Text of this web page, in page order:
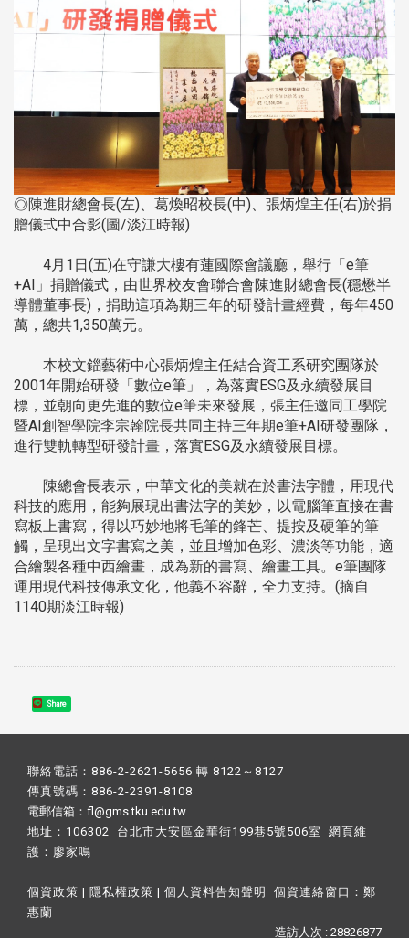
◎陳進財總會長(左)、葛煥昭校長(中)、張炳煌主任(右)於捐
贈儀式中合影(圖/淡江時報)
4月1日(五)在守謙大樓有蓮國際會議廳，舉行「e筆
+AI」捐贈儀式，由世界校友會聯合會陳進財總會長(穩懋半
導體董事長)，捐助這項為期三年的研發計畫經費，每年450
萬，總共1,350萬元。
本校文錙藝術中心張炳煌主任結合資工系研究團隊於
2001年開始研發「數位e筆」，為落實ESG及永續發展目
標，並朝向更先進的數位e筆未來發展，張主任邀同工學院
暨AI創智學院李宗翰院長共同主持三年期e筆+AI研發團隊，
進行雙軌轉型研發計畫，落實ESG及永續發展目標。
陳總會長表示，中華文化的美就在於書法字體，用現代
科技的應用，能夠展現出書法字的美妙，以電腦筆直接在書
寫板上書寫，得以巧妙地將毛筆的鋒芒、提按及硬筆的筆
觸，呈現出文字書寫之美，並且增加色彩、濃淡等功能，適
合繪製各種中西繪畫，成為新的書寫、繪畫工具。e筆團隊
運用現代科技傳承文化，他義不容辭，全力支持。(摘自
1140期淡江時報)
Share
聯絡電話：886-2-2621-5656 轉 8122～8127
傳真號碼：886-2-2391-8108
電郵信箱：fl@gms.tku.edu.tw
地址：106302 台北市大安區金華街199巷5號506室 網頁維
護： 廖家鳴​
個資政策 | 隱私權政策 | 個人資料告知聲明 個資連絡窗口： 鄭
惠蘭
造訪人次 : 28826877